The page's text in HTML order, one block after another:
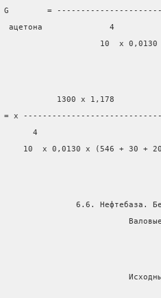
G        =
ацетона              4
10  x 0,0130
           1300 x 1,178
= x ------------------------------
      4
10  x 0,0130 x (546 + 30 +
6.6. Нефтебаза.